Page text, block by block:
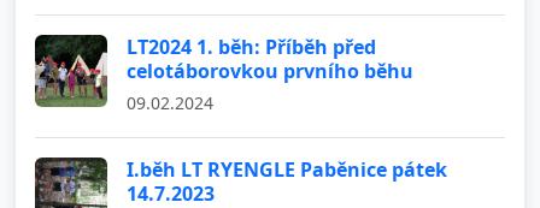
LT2024 1. běh: Příběh před
celotáborovkou prvního běhu
09.02.2024
I.běh LT RYENGLE Paběnice pátek
14.7.2023